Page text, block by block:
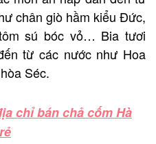
chân giò hầm kiểu Đức,
sú bóc vỏ… Bia tươi
từ các nước như Hoa
Séc.
chỉ bán chả cốm Hà